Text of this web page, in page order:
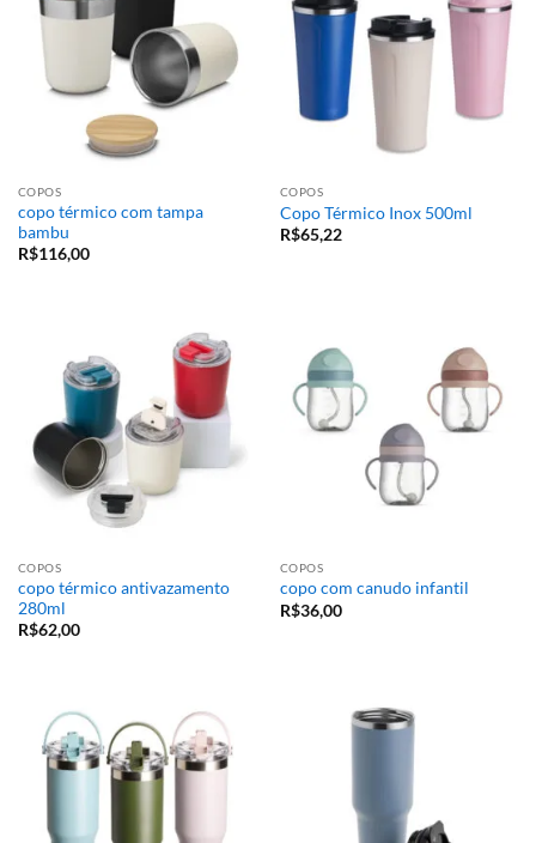
COPOS
copo térmico com tampa
bambu
R$116,00
COPOS
Copo Térmico Inox 500ml
R$65,22
COPOS
copo térmico antivazamento
280ml
R$62,00
COPOS
copo com canudo infantil
R$36,00